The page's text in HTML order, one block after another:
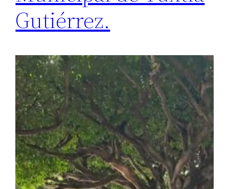
Gutiérrez.